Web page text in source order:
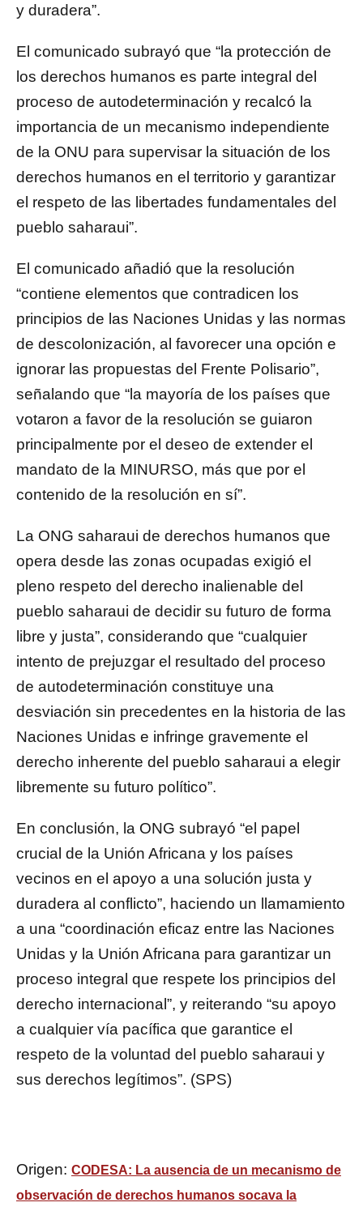
y duradera”.
El comunicado subrayó que “la protección de
los derechos humanos es parte integral del
proceso de autodeterminación y recalcó la
importancia de un mecanismo independiente
de la ONU para supervisar la situación de los
derechos humanos en el territorio y garantizar
el respeto de las libertades fundamentales del
pueblo saharaui”.
El comunicado añadió que la resolución
“contiene elementos que contradicen los
principios de las Naciones Unidas y las normas
de descolonización, al favorecer una opción e
ignorar las propuestas del Frente Polisario”,
señalando que “la mayoría de los países que
votaron a favor de la resolución se guiaron
principalmente por el deseo de extender el
mandato de la MINURSO, más que por el
contenido de la resolución en sí”.
La ONG saharaui de derechos humanos que
opera desde las zonas ocupadas exigió el
pleno respeto del derecho inalienable del
pueblo saharaui de decidir su futuro de forma
libre y justa”, considerando que “cualquier
intento de prejuzgar el resultado del proceso
de autodeterminación constituye una
desviación sin precedentes en la historia de las
Naciones Unidas e infringe gravemente el
derecho inherente del pueblo saharaui a elegir
libremente su futuro político”.
En conclusión, la ONG subrayó “el papel
crucial de la Unión Africana y los países
vecinos en el apoyo a una solución justa y
duradera al conflicto”, haciendo un llamamiento
a una “coordinación eficaz entre las Naciones
Unidas y la Unión Africana para garantizar un
proceso integral que respete los principios del
derecho internacional”, y reiterando “su apoyo
a cualquier vía pacífica que garantice el
respeto de la voluntad del pueblo saharaui y
sus derechos legítimos”. (SPS)
Origen: CODESA: La ausencia de un mecanismo de
observación de derechos humanos socava la